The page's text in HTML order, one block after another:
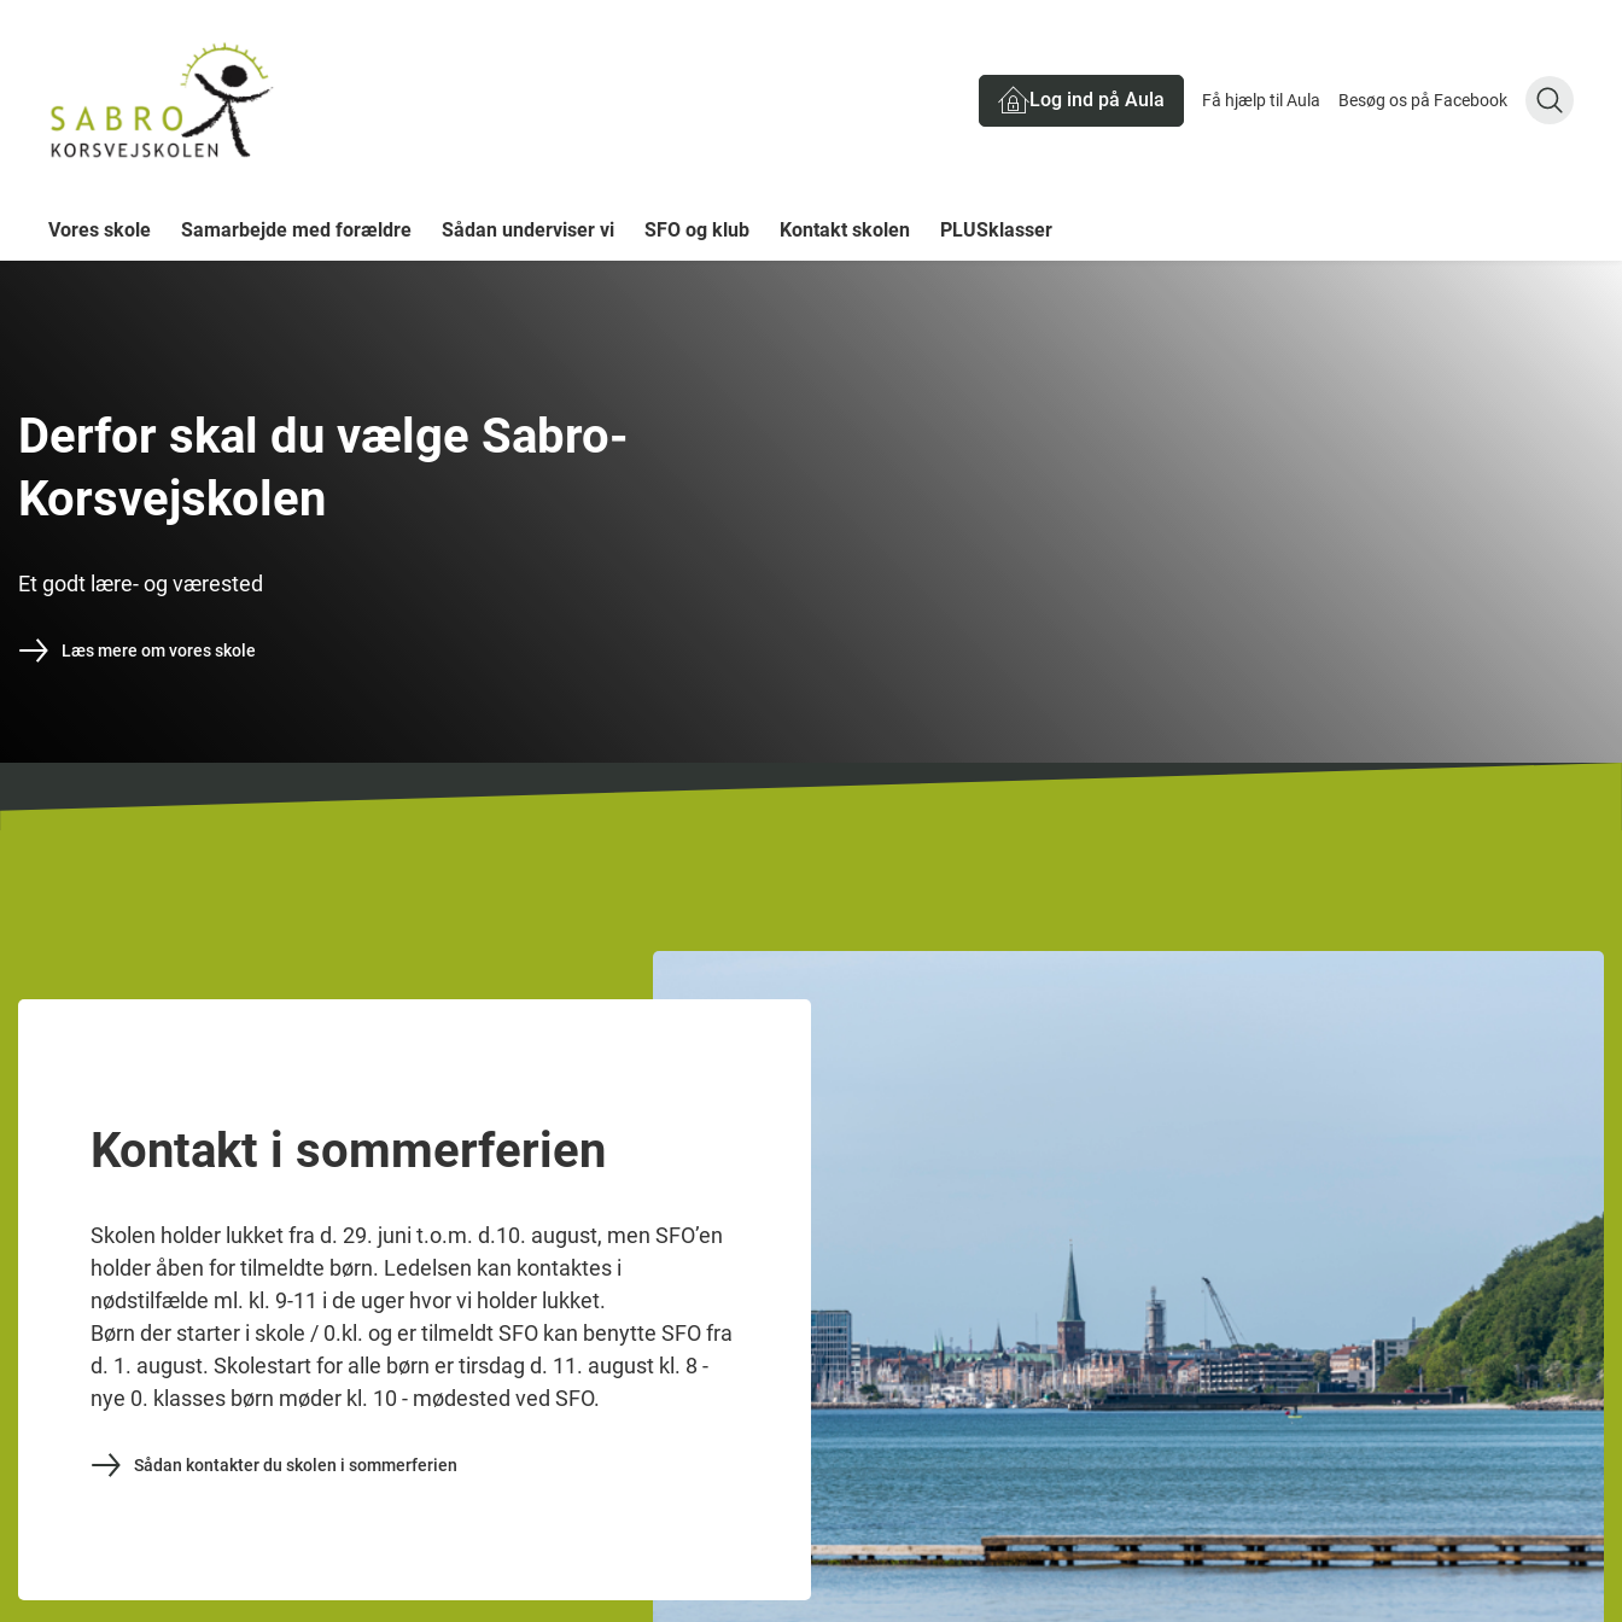
Log ind på Aula Få hjælp til Aula Besøg os på Facebook
Vores skole Samarbejde med forældre Sådan underviser vi SFO og klub Kontakt skolen PLUSklasser
Derfor skal du vælge Sabro-
Korsvejskolen
Et godt lære- og værested
Læs mere om vores skole
Kontakt i sommerferien
Skolen holder lukket fra d. 29. juni t.o.m. d.10. august, men SFO’en
holder åben for tilmeldte børn. Ledelsen kan kontaktes i
nødstilfælde ml. kl. 9-11 i de uger hvor vi holder lukket.
Børn der starter i skole / 0.kl. og er tilmeldt SFO kan benytte SFO fra
d. 1. august. Skolestart for alle børn er tirsdag d. 11. august kl. 8 -
nye 0. klasses børn møder kl. 10 - mødested ved SFO.
Sådan kontakter du skolen i sommerferien